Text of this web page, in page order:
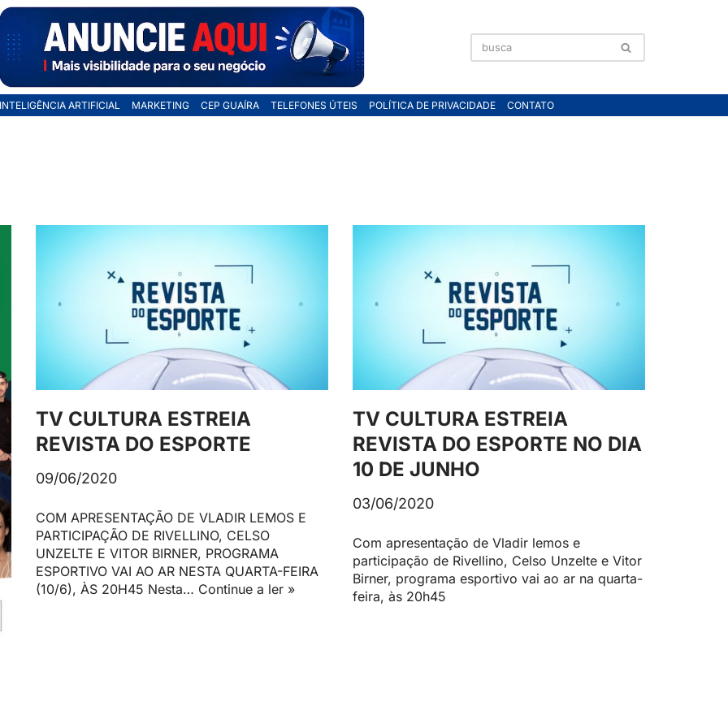
INTELIGÊNCIA ARTIFICIAL MARKETING CEP GUAÍRA TELEFONES ÚTEIS POLÍTICA DE PRIVACIDADE CONTATO
TV CULTURA ESTREIA
REVISTA DO ESPORTE
09/06/2020
COM APRESENTAÇÃO DE VLADIR LEMOS E
PARTICIPAÇÃO DE RIVELLINO, CELSO
UNZELTE E VITOR BIRNER, PROGRAMA
ESPORTIVO VAI AO AR NESTA QUARTA-FEIRA
(10/6), ÀS 20H45 Nesta… Continue a ler »
TV CULTURA ESTREIA
REVISTA DO ESPORTE NO DIA
10 DE JUNHO
03/06/2020
Com apresentação de Vladir lemos e
participação de Rivellino, Celso Unzelte e Vitor
Birner, programa esportivo vai ao ar na quarta-
feira, às 20h45